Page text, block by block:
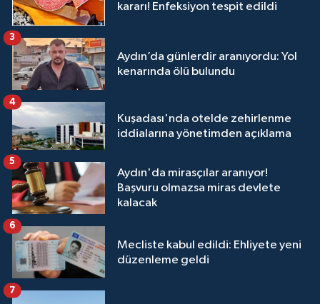
kararı! Enfeksiyon tespit edildi
Aydın’da günlerdir aranıyordu: Yol
kenarında ölü bulundu
3
Kuşadası'nda otelde zehirlenme
iddialarına yönetimden açıklama
4
Aydın'da mirasçılar aranıyor!
Başvuru olmazsa miras devlete
kalacak
5
Mecliste kabul edildi: Ehliyete yeni
düzenleme geldi
6
7